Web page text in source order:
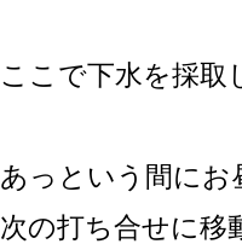
ここで下水を採取
あっという間にお
次の打ち合せに移